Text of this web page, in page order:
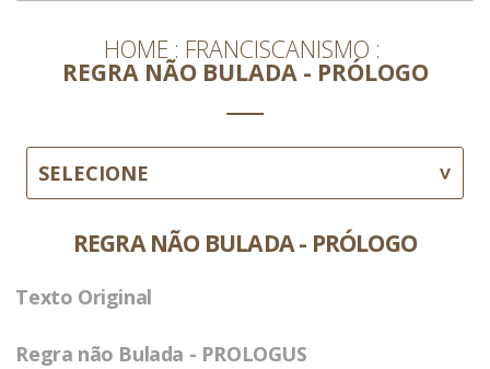
HOME FRANCISCANISMO
REGRA NÃO BULADA - PRÓLOGO
SELECIONE
REGRA NÃO BULADA - PRÓLOGO
Texto Original
Regra não Bulada - PROLOGUS